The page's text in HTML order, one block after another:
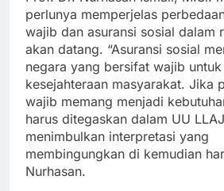
perlunya memperjelas
wajib dan asuransi sosial dalam
akan datang. “Asuransi sosial
negara yang bersifat wajib
kesejahteraan masyarakat. Jika
wajib memang menjadi
harus ditegaskan dalam UU
menimbulkan interpretasi yang
membingungkan di kemudian
Nurhasan.